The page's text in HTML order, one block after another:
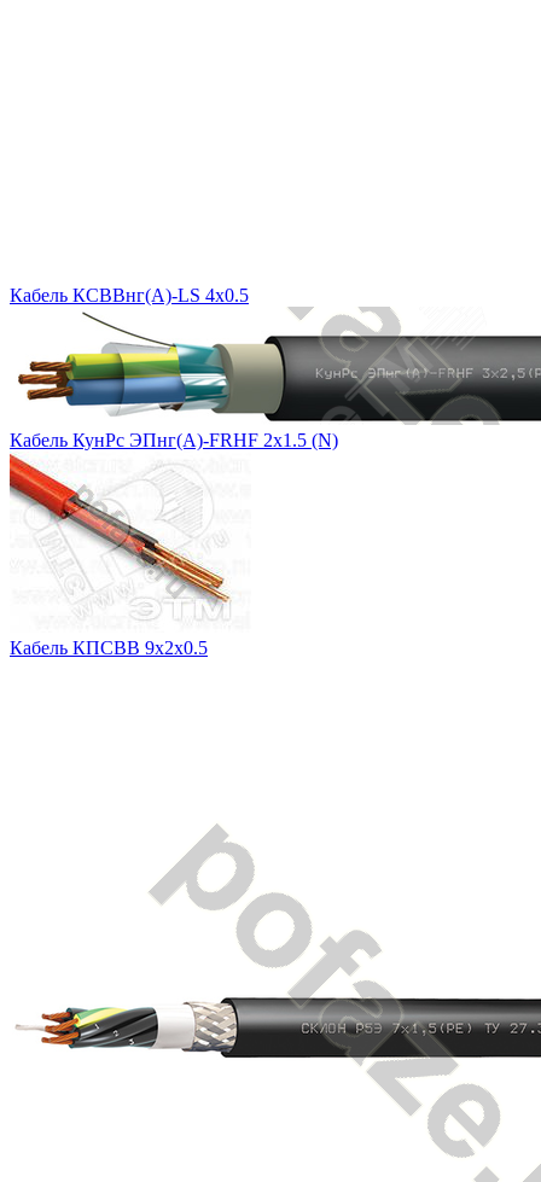
Кабель КСВВнг(A)-LS 4x0.5
Кабель КунРс ЭПнг(А)-FRHF 2х1.5 (N)
Кабель КПСВВ 9х2х0.5